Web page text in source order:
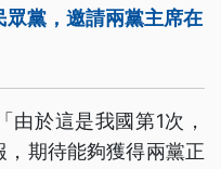
黨，邀請兩黨主席在
由於這是我國第1次，
期待能夠獲得兩黨正